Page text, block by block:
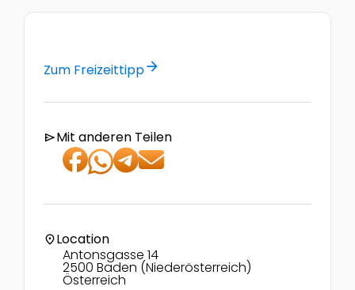
Zum Freizeittipparrow_forward
sendMit anderen Teilen
location_onLocation
Antonsgasse 14
2500 Baden (Niederösterreich)
Österreich